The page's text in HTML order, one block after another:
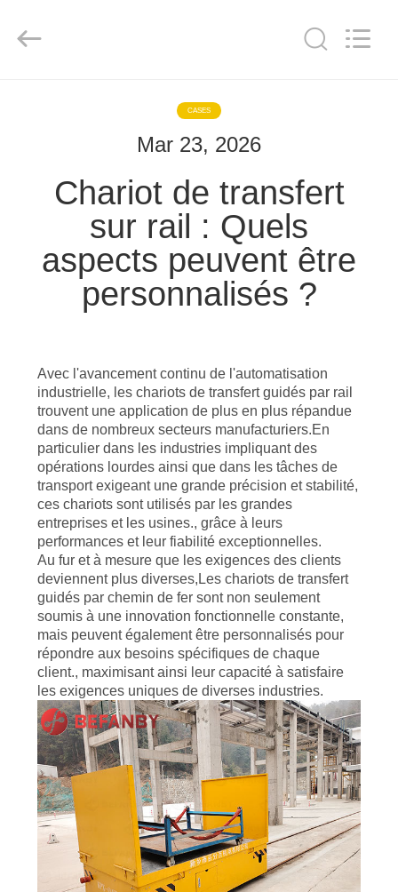
PROPOS
D'USINE
CONTRÔLE
QUALITÉ
CONTACTEZ-
NOUS
NOUVELLES
DEMANDEZ
UNE
CITATION
PLAN
Electrical
CASES
Mar 23, 2026
Chariot de transfert
sur rail : Quels
aspects peuvent être
personnalisés ?
Avec l'avancement continu de l'automatisation
industrielle, les chariots de transfert guidés par rail
trouvent une application de plus en plus répandue
dans de nombreux secteurs manufacturiers.En
particulier dans les industries impliquant des
opérations lourdes ainsi que dans les tâches de
transport exigeant une grande précision et stabilité,
ces chariots sont utilisés par les grandes
entreprises et les usines., grâce à leurs
performances et leur fiabilité exceptionnelles.
Au fur et à mesure que les exigences des clients
deviennent plus diverses,Les chariots de transfert
guidés par chemin de fer sont non seulement
soumis à une innovation fonctionnelle constante,
mais peuvent également être personnalisés pour
répondre aux besoins spécifiques de chaque
client., maximisant ainsi leur capacité à satisfaire
les exigences uniques de diverses industries.